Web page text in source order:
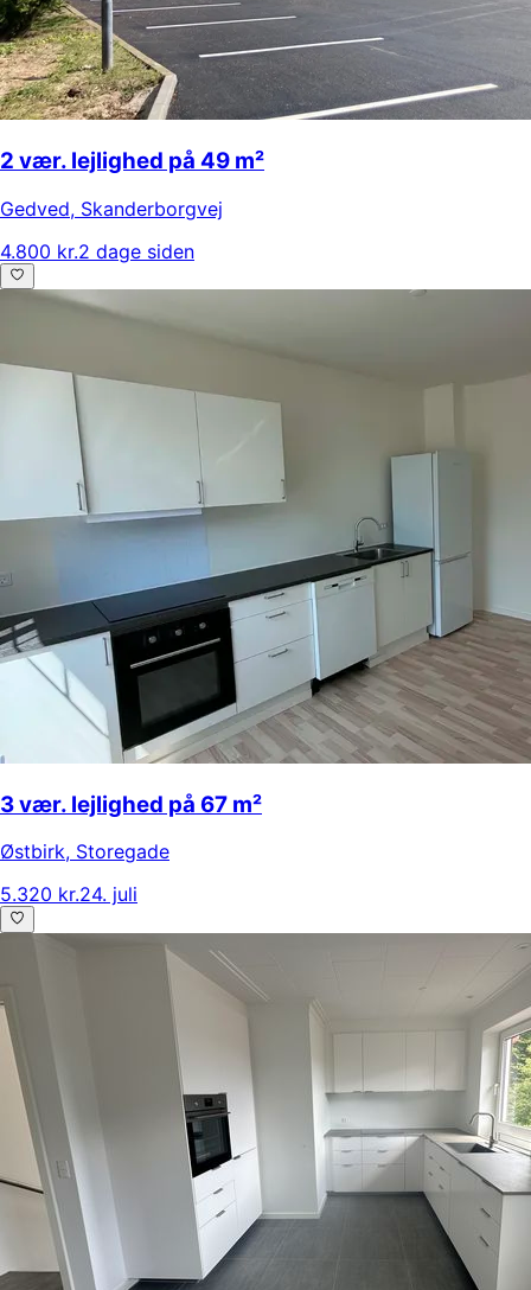
2 vær. lejlighed på 49 m²
Gedved, Skanderborgvej
4.800 kr.2 dage siden
3 vær. lejlighed på 67 m²
Østbirk, Storegade
5.320 kr.24. juli